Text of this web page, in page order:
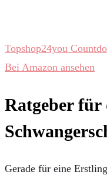
Topshop24you
Bei Amazon ansehen
Ratgeber für
Gerade für eine